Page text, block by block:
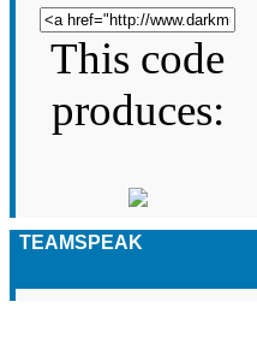
This code
produces:
TEAMSPEAK